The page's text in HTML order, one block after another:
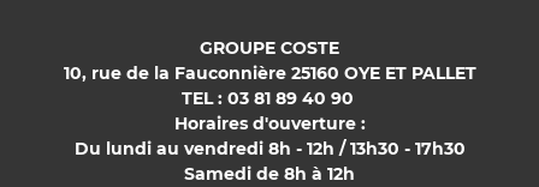
GROUPE COSTE
10, rue de la Fauconnière 25160 OYE ET PALLET
TEL : 03 81 89 40 90
Horaires d'ouverture :
Du lundi au vendredi 8h - 12h / 13h30 - 17h30
Samedi de 8h à 12h